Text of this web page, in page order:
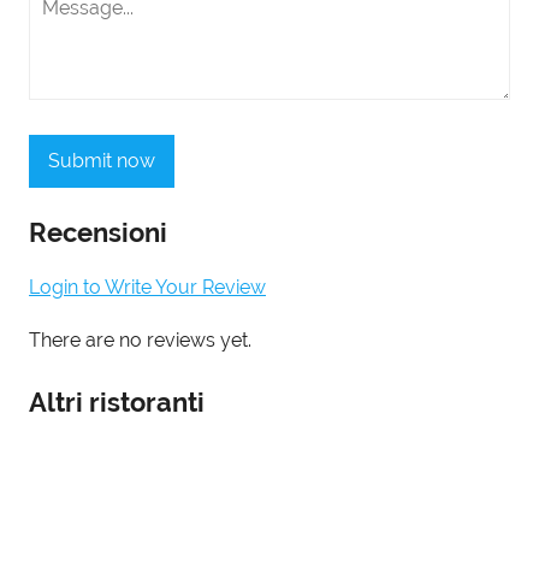
Submit now
Recensioni
Login to Write Your Review
There are no reviews yet.
Altri ristoranti